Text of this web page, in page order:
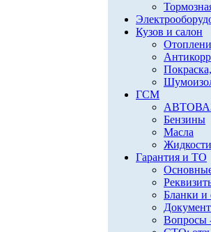
Кузов и салон
ГСМ
Бензины
Масла
Гарантия и ТО
Бланки и
Вопросы